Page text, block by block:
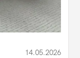
14.05.2026